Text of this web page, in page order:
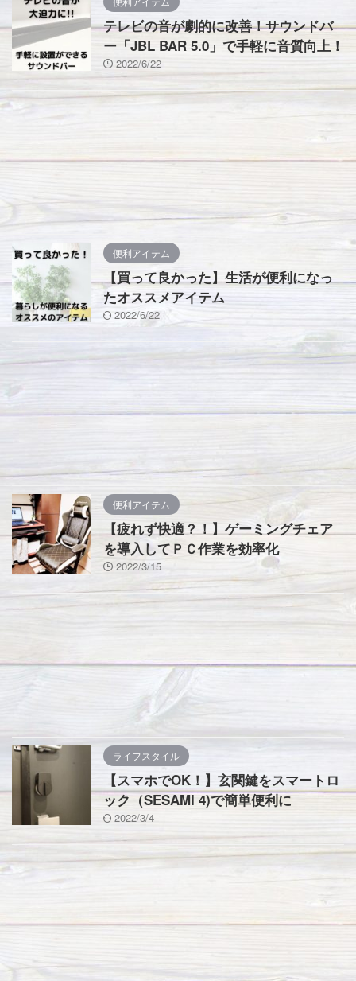
テレビの音が劇的に改善！サウンドバ
ー「JBL BAR 5.0」で手軽に音質向上！
2022/6/22
便利アイテム
【買って良かった】生活が便利になっ
たオススメアイテム
2022/6/22
便利アイテム
【疲れず快適？！】ゲーミングチェア
を導入してＰＣ作業を効率化
2022/3/15
ライフスタイル
【スマホでOK！】玄関鍵をスマートロ
ック（SESAMI 4)で簡単便利に
2022/3/4